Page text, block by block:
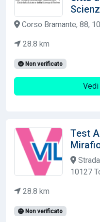
Corso Bramante, 88,
28.8 km
Non verificato
Test
10127
28.8 km
Non verificato